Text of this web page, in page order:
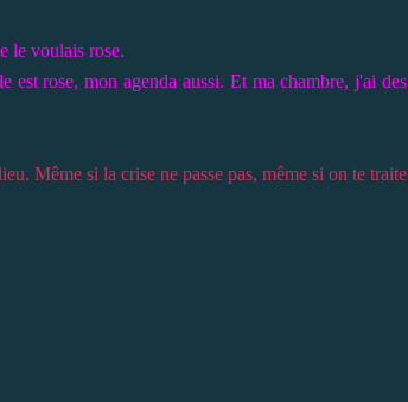
le voulais rose.
est rose, mon agenda aussi. Et ma chambre, j'ai des
Même si la crise ne passe pas, même si on te traite